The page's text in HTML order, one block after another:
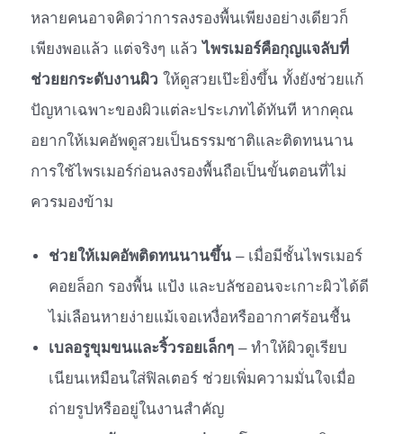
หลายคนอาจคิดว่าการลงรองพื้นเพียงอย่างเดียวก็
เพียงพอแล้ว แต่จริงๆ แล้วไพรเมอร์คือกุญแจลับที่
ช่วยยกระดับงานผิว ให้ดูสวยเป๊ะยิ่งขึ้น ทั้งยังช่วยแก้
ปัญหาเฉพาะของผิวแต่ละประเภทได้ทันที หากคุณ
อยากให้เมคอัพดูสวยเป็นธรรมชาติและติดทนนาน
การใช้ไพรเมอร์ก่อนลงรองพื้นถือเป็นขั้นตอนที่ไม่
ควรมองข้าม
ช่วยให้เมคอัพติดทนนานขึ้น – เมื่อมีชั้นไพรเมอร์
คอยล็อก รองพื้น แป้ง และบลัชออนจะเกาะผิวได้ดี
ไม่เลือนหายง่ายแม้เจอเหงื่อหรืออากาศร้อนชื้น
เบลอรูขุมขนและริ้วรอยเล็กๆ – ทำให้ผิวดูเรียบ
เนียนเหมือนใส่ฟิลเตอร์ ช่วยเพิ่มความมั่นใจเมื่อ
ถ่ายรูปหรืออยู่ในงานสำคัญ